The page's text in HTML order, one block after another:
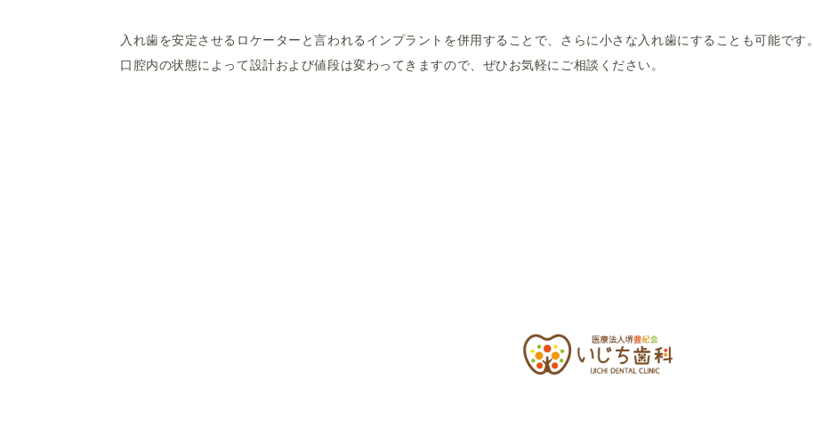
入れ歯を安定させるロケーターと言われるインプラントを併用することで、さらに小さな入れ歯にすることも可能です。
口腔内の状態によって設計および値段は変わってきますので、ぜひお気軽にご相談ください。